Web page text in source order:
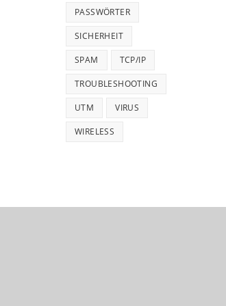
PASSWÖRTER
SICHERHEIT
SPAM TCP/IP
TROUBLESHOOTING
UTM VIRUS
WIRELESS